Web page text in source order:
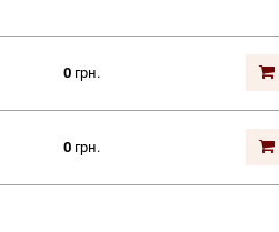
0грн.
0грн.